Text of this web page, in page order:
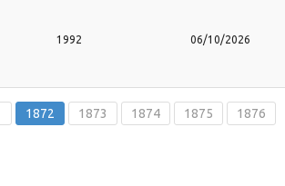
1992 06/10/2026
1872 1873 1874 1875
1876